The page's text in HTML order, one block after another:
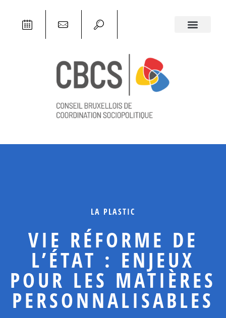
LA PLASTIC
VIE RÉFORME DE
L’ÉTAT : ENJEUX
POUR LES MATIÈRES
PERSONNALISABLES